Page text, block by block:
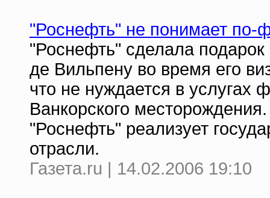
"Роснефть" не понимает по-
"Роснефть" сделала
де Вильпену во время его
что не нуждается в услугах
Ванкорского
"Роснефть" реализует
отрасли.
Газета.ru | 14.02.2006 19:10